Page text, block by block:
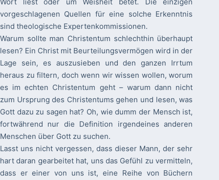
vorgeschlagenen Quellen für eine solche Erkenntnis
sind theologische Expertenkommissionen.
Warum sollte man Christentum schlechthin überhaupt
lesen? Ein Christ mit Beurteilungsvermögen wird in der
Lage sein, es auszusieben und den ganzen Irrtum
heraus zu filtern, doch wenn wir wissen wollen, worum
es im echten Christentum geht – warum dann nicht
zum Ursprung des Christentums gehen und lesen, was
Gott dazu zu sagen hat? Oh, wie dumm der Mensch ist,
fortwährend nur die Definition irgendeines anderen
Menschen über Gott zu suchen.
Lasst uns nicht vergessen, dass dieser Mann, der sehr
hart daran gearbeitet hat, uns das Gefühl zu vermitteln,
dass er einer von uns ist, eine Reihe von Büchern